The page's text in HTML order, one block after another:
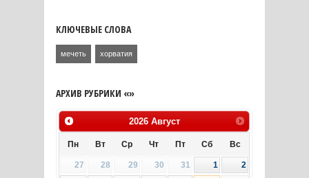
КЛЮЧЕВЫЕ СЛОВА
мечеть хорватия
АРХИВ РУБРИКИ «»
2026 Август
Пн Вт Ср Чт Пт Сб Вс
27 28 29 30 31 1
2